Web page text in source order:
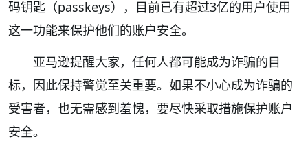
码钥匙（passkeys），目前已有超过3亿的用户使用
这一功能来保护他们的账户安全。
亚马逊提醒大家，任何人都可能成为诈骗的目
标，因此保持警觉至关重要。如果不小心成为诈骗的
受害者，也无需感到羞愧，要尽快采取措施保护账户
安全。